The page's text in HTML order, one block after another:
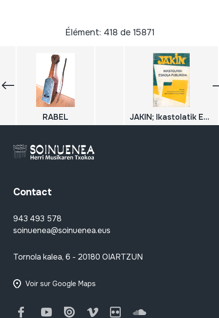
Élément: 418 de 15871
RABEL JAKIN; Ikastolatik Eskola Publikora;
Contact
943 493 578
soinuenea@soinuenea.eus
Tornola kalea, 6 - 20180 OIARTZUN
Voir sur Google Maps
FacebookYoutube Issuu Vimeo Flickr SoundCloud